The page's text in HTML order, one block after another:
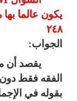
يكون عالما
٢٤٨
الجواب:
يقصد أن
الفقه فقط
بقوله في